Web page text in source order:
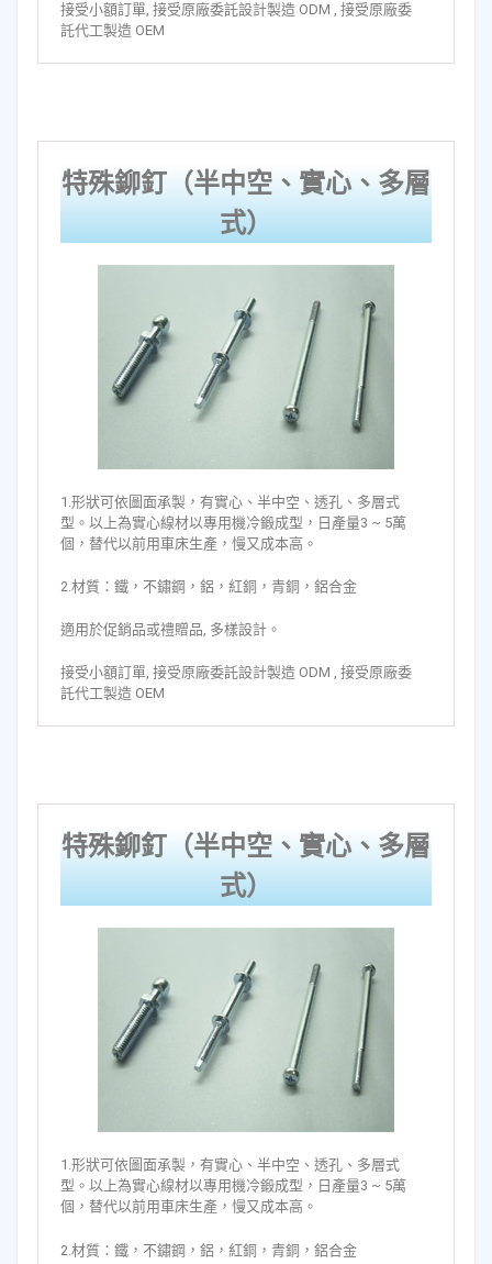
接受小額訂單, 接受原廠委託設計製造 ODM , 接受原廠委
託代工製造 OEM
特殊鉚釘（半中空、實心、多層
式）
1.形狀可依圖面承製，有實心、半中空、透孔、多層式
型。以上為實心線材以專用機冷鍛成型，日產量3 ~ 5萬
個，替代以前用車床生產，慢又成本高。
2.材質：鐵，不鏽鋼，鋁，紅銅，青銅，鋁合金
適用於促銷品或禮贈品, 多樣設計。
接受小額訂單, 接受原廠委託設計製造 ODM , 接受原廠委
託代工製造 OEM
特殊鉚釘（半中空、實心、多層
式）
1.形狀可依圖面承製，有實心、半中空、透孔、多層式
型。以上為實心線材以專用機冷鍛成型，日產量3 ~ 5萬
個，替代以前用車床生產，慢又成本高。
2.材質：鐵，不鏽鋼，鋁，紅銅，青銅，鋁合金